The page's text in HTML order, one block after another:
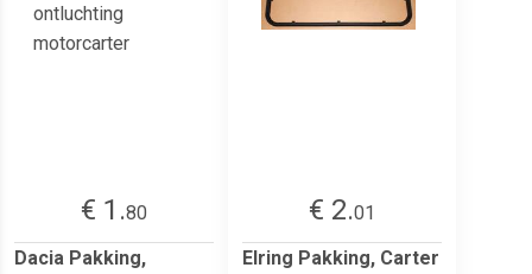
€ 1.80
Dacia Pakking,
€ 2.01
Elring Pakking, Carter